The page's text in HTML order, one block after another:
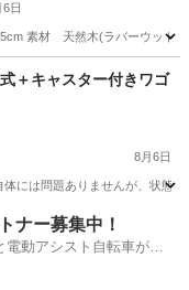
6日
素材 天然木(ラバーウッド
＋キャスター付きワゴ
8月6日
には問題ありませんが、状
ナー募集中！
動アシスト自転車が登